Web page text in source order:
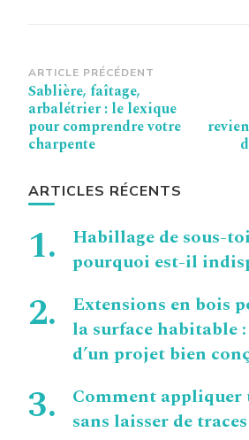
Navigation
d’article
ARTICLE PRÉCÉDENT
Sablière, faîtage,
arbalétrier : le lexique
pour comprendre votre
charpente
ARTICLES RÉCENTS
Habillage de sous-
pourquoi est-il
Extensions en bois
la surface habitable
d’un projet bien
Comment appliquer
sans laisser de